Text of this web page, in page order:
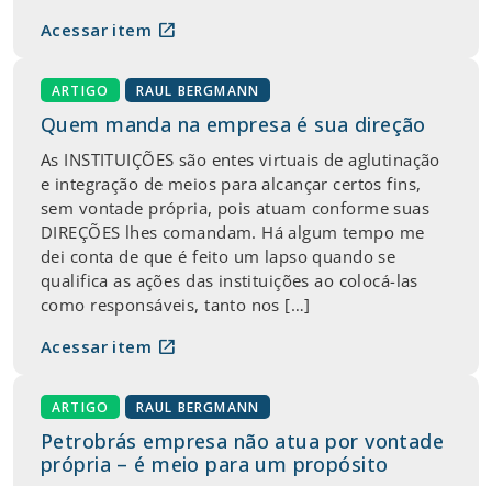
Acessar item open_in_new
ARTIGO RAUL BERGMANN
Quem manda na empresa é sua direção
As INSTITUIÇÕES são entes virtuais de aglutinação
e integração de meios para alcançar certos fins,
sem vontade própria, pois atuam conforme suas
DIREÇÕES lhes comandam. Há algum tempo me
dei conta de que é feito um lapso quando se
qualifica as ações das instituições ao colocá-las
como responsáveis, tanto nos […]
Acessar item open_in_new
ARTIGO RAUL BERGMANN
Petrobrás empresa não atua por vontade
própria – é meio para um propósito